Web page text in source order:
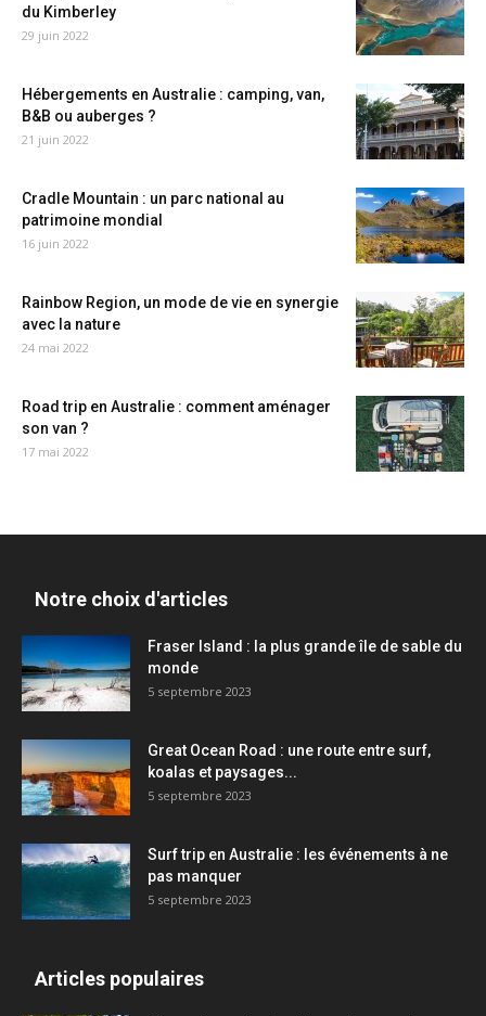
du Kimberley
29 juin 2022
Hébergements en Australie : camping, van,
B&B ou auberges ?
21 juin 2022
Cradle Mountain : un parc national au
patrimoine mondial
16 juin 2022
Rainbow Region, un mode de vie en synergie
avec la nature
24 mai 2022
Road trip en Australie : comment aménager
son van ?
17 mai 2022
Notre choix d'articles
Fraser Island : la plus grande île de sable du
monde
5 septembre 2023
Great Ocean Road : une route entre surf,
koalas et paysages...
5 septembre 2023
Surf trip en Australie : les événements à ne
pas manquer
5 septembre 2023
Articles populaires